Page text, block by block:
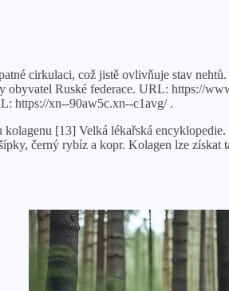
cirkulaci, což jistě ovlivňuje stav
Ruské federace. URL: https://
https://xn--90aw5c.xn--c1avg/ .
[13] Velká lékařská
černý rybíz a kopr. Kolagen lze získat